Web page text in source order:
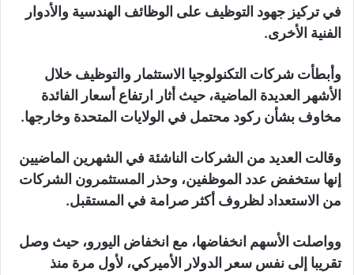
في تركيز جهود التوظيف على الوظائف الهندسية والأدوار
الفنية الأخرى.
وأبطأت شركات التكنولوجيا الاستثمار والتوظيف خلال
الأشهر العديدة الماضية، حيث أثار ارتفاع أسعار الفائدة
مخاوف بشأن ركود محتمل في الولايات المتحدة وخارجها.
وقالت العديد من الشركات الناشئة في الشهرين الماضيين
إنها ستخفض عدد الموظفين، وحذر المستثمرون الشركات
من الاستعداد لظروف أكثر صرامة في المستقبل.
وواصلت الأسهم انخفاضها، مع انخفاض اليورو، حيث وصل
تقريبا إلى نفس سعر الدولار الأميركي، لأول مرة منذ